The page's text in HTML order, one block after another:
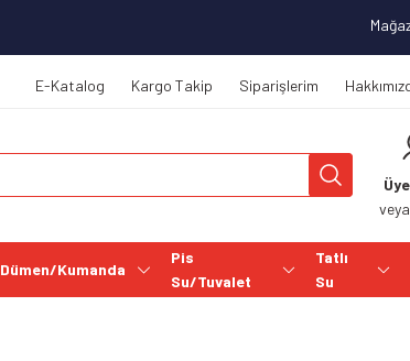
Mağaza
E-Katalog Kargo Takip Siparişlerim
veya
Dümen/Kumanda
Pis
Su/Tuvalet
Tatlı
Su